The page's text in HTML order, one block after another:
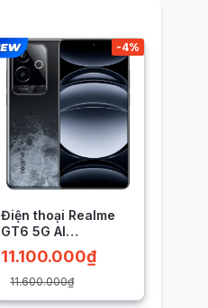
-4%
Điện thoại Realme
GT6 5G AI
(Snapdragon 8 Gen
3)
11.600.000₫
11.100.000₫